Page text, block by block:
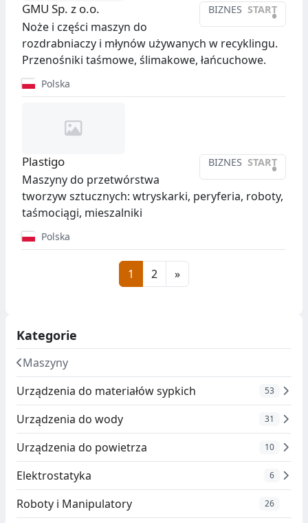
BIZNES START
•
GMU Sp. z o.o.
Noże i części maszyn do
rozdrabniaczy i młynów używanych w recyklingu.
Przenośniki taśmowe, ślimakowe, łańcuchowe.
Polska
BIZNES START
•
Plastigo
Maszyny do przetwórstwa
tworzyw sztucznych: wtryskarki, peryferia, roboty,
taśmociągi, mieszalniki
Polska
1 2 »
Kategorie
Maszyny
Urządzenia do materiałów sypkich
53
Urządzenia do wody 31
Urządzenia do powietrza 10
Elektrostatyka 6
Roboty i Manipulatory 26